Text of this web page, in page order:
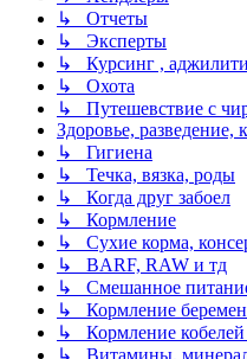
↳ Отчеты
↳ Эксперты
↳ Курсинг , аджилити
↳ Охота
↳ Путешевствие с
Здоровье, разведение,
↳ Гигиена
↳ Течка, вязка, роды
↳ Когда друг забоел
↳ Кормление
↳ Сухие корма,
↳ BARF, RAW и тд
↳ Смешанное
↳ Кормление
↳ Кормление кобелей